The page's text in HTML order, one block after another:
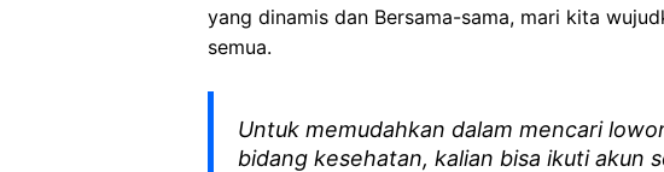
yang dinamis dan Bersama-sama, mari kita
semua.
Untuk memudahkan dalam mencari
bidang kesehatan, kalian bisa ikuti akun